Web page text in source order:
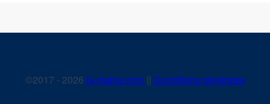
©2017 - 2026 la-mairie.com || Conditions générales